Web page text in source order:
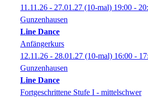
11.11.26 - 27.01.27 (10-mal) 19:00 -
Gunzenhausen
Line Dance
Anfängerkurs
12.11.26 - 28.01.27 (10-mal) 16:00 -
Gunzenhausen
Line Dance
Fortgeschrittene Stufe I - mittelschwer